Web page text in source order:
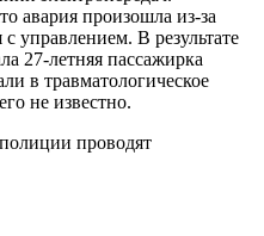
авария произошла из-за
управлением. В результате
27-летняя пассажирка
в травматологическое
не известно.
проводят